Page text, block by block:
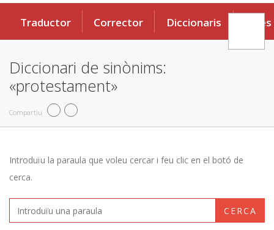
Traductor Corrector Diccionaris Eines
Diccionari de sinònims:
«protestament»
Compartiu
Introduïu la paraula que voleu cercar i feu clic en el botó de
cerca.
CERCA